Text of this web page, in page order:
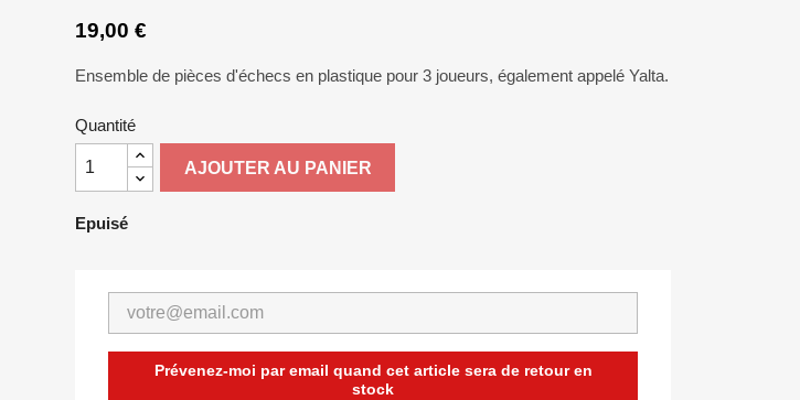
19,00 €
Ensemble de pièces d'échecs en plastique pour 3 joueurs, également appelé Yalta.
Quantité
AJOUTER AU PANIER
Epuisé
Prévenez-moi par email quand cet article sera de retour en
stock